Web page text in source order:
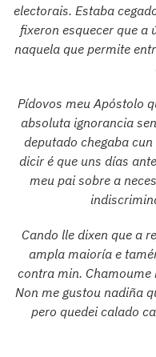
electorais. Estaba
fixeron esquecer que a
naquela que permite
Pídovos meu Apóstolo
absoluta ignorancia
deputado chegaba
dicir é que uns días
meu pai sobre a
Cando lle dixen que a
ampla maioría e
contra min. Chamoume
Non me gustou nadiña
pero quedei calado